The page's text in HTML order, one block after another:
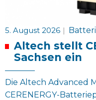
5. August 2026 |
Altech stellt
Sachsen ein
Die Altech Advanced
CERENERGY-